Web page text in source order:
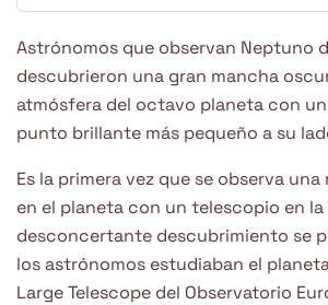
Astrónomos que observan Neptuno
descubrieron una gran mancha
atmósfera del octavo planeta con
punto brillante más pequeño a su
Es la primera vez que se observa
en el planeta con un telescopio en la
desconcertante descubrimiento se
los astrónomos estudiaban el
Large Telescope del Observatorio